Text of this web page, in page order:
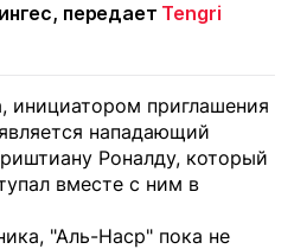
передает Tengri
инициатором приглашения
нападающий
Роналду, который
вместе с ним в
"Аль-Наср" пока не